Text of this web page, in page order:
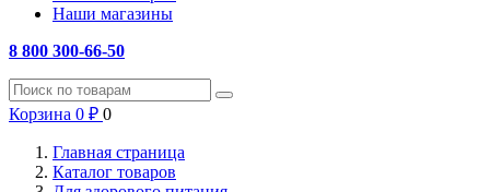
Наши магазины
8 800 300-66-50
Корзина 0 ₽ 0
Главная страница
Каталог товаров